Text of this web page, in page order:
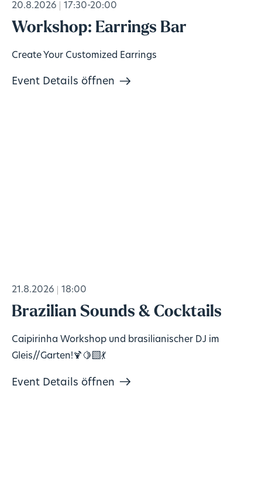
20.8.2026 17:30-20:00
Workshop: Earrings Bar
Create Your Customized Earrings
Event Details öffnen
21.8.2026 18:00
Brazilian Sounds & Cocktails
Caipirinha Workshop und brasilianischer DJ im
Gleis//Garten!🍹🍋‍🟩💃
Event Details öffnen